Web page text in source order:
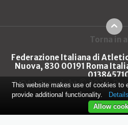
Torna in
Federazione Italiana di
Nuova, 830 00191 Roma
FIDAL Copyright © 2026
This website makes use of cookies to
provide additional functionality.
Details
Allow